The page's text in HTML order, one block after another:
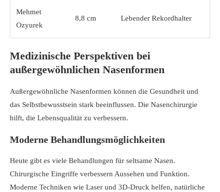
Mehmet
Ozyurek
8,8 cm Lebender Rekordhalter
Medizinische Perspektiven bei
außergewöhnlichen Nasenformen
Außergewöhnliche Nasenformen können die Gesundheit und
das Selbstbewusstsein stark beeinflussen. Die Nasenchirurgie
hilft, die Lebensqualität zu verbessern.
Moderne Behandlungsmöglichkeiten
Heute gibt es viele Behandlungen für seltsame Nasen.
Chirurgische Eingriffe verbessern Aussehen und Funktion.
Moderne Techniken wie Laser und 3D-Druck helfen, natürliche